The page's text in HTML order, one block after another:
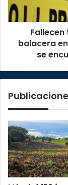
en
Los
una
siete
se
de
las
víctimas
balacera
se